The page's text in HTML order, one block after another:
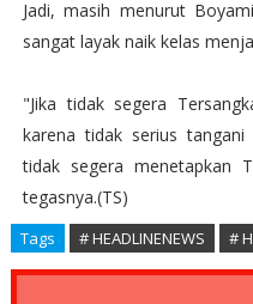
Jadi, masih menurut
sangat layak naik kelas
"Jika tidak segera
karena tidak serius
tidak segera menetapkan
tegasnya.(TS)
Tags # HEADLINENEWS #